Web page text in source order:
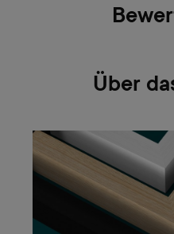
Über